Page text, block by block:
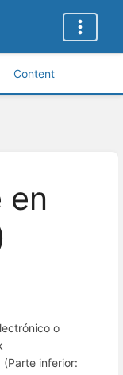
Content
en
o
(Parte inferior: